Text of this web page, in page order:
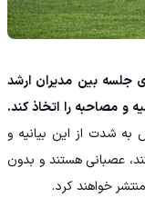
جلسه بین مدیران ارشد
و مصاحبه را اتخاذ کند.
به شدت از این بیانیه و
عصبانی هستند و بدون
خواهند کرد.